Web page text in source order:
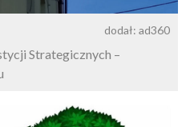
dodał: ad360
Strategicznych –